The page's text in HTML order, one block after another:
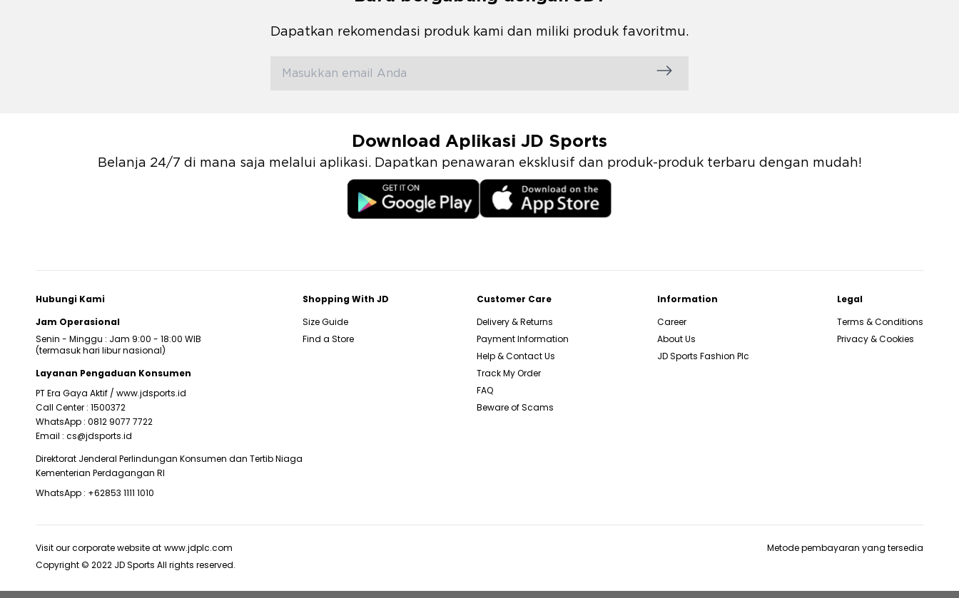
Dapatkan rekomendasi produk kami dan miliki produk favoritmu.
Download Aplikasi JD Sports
Belanja 24/7 di mana saja melalui aplikasi. Dapatkan penawaran eksklusif dan produk-produk terbaru dengan mudah!
Hubungi Kami
Jam Operasional
Senin - Minggu : Jam 9:00 - 18:00 WIB
(termasuk hari libur nasional)
Layanan Pengaduan Konsumen
PT Era Gaya Aktif / www.jdsports.id
Call Center : 1500372
WhatsApp : 0812 9077 7722
Email : cs@jdsports.id
Direktorat Jenderal Perlindungan Konsumen dan Tertib Niaga
Kementerian Perdagangan RI
WhatsApp : +62853 1111 1010
Shopping With JD
Size Guide
Find a Store
Customer Care
Delivery & Returns
Payment Information
Help & Contact Us
Track My Order
FAQ
Beware of Scams
Information
Career
About Us
JD Sports Fashion Plc
Legal
Terms & Conditions
Privacy & Cookies
Visit our corporate website at www.jdplc.com
Copyright © 2022 JD Sports All rights reserved.
Metode pembayaran yang tersedia